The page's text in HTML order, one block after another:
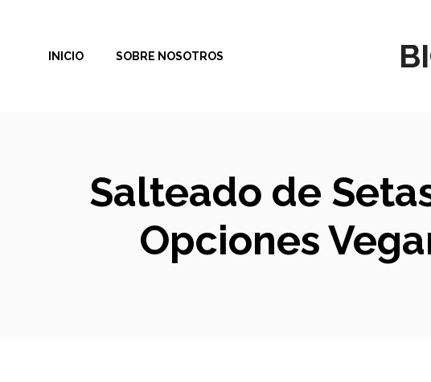
contenidoINICIO SOBRE NOSOTROS
Salteado de
Opciones